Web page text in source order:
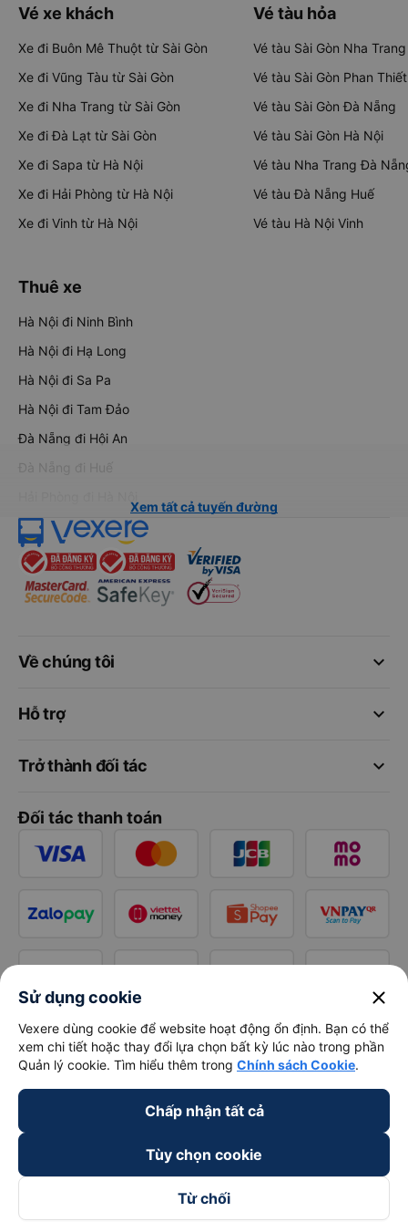
Vé xe khách
Xe đi Buôn Mê Thuột từ Sài Gòn
Xe đi Vũng Tàu từ Sài Gòn
Xe đi Nha Trang từ Sài Gòn
Xe đi Đà Lạt từ Sài Gòn
Xe đi Sapa từ Hà Nội
Xe đi Hải Phòng từ Hà Nội
Xe đi Vinh từ Hà Nội
Vé tàu hỏa
Vé tàu Sài Gòn Nha Trang
Vé tàu Sài Gòn Phan Thiết
Vé tàu Sài Gòn Đà Nẵng
Vé tàu Sài Gòn Hà Nội
Vé tàu Nha Trang Đà
Vé tàu Đà Nẵng Huế
Vé tàu Hà Nội Vinh
Thuê xe
Hà Nội đi Ninh Bình
Hà Nội đi Hạ Long
Hà Nội đi Sa Pa
Hà Nội đi Tam Đảo
Đà Nẵng đi Hội An
Đà Nẵng đi Huế
Xem tất cả tuyến đường
keyboard_arrow_down
Về chúng tôi
keyboard_arrow_down
Hỗ trợ
keyboard_arrow_down
Trở thành đối tác
Đối tác thanh toán
Sử dụng cookie close
Vexere dùng cookie để website hoạt động ổn định. Bạn có thể
xem chi tiết hoặc thay đổi lựa chọn bất kỳ lúc nào trong phần
Quản lý cookie. Tìm hiểu thêm trong Chính sách Cookie.
Chấp nhận tất cả
Tùy chọn cookie
Từ chối